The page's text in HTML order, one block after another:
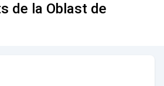
de la Oblast de